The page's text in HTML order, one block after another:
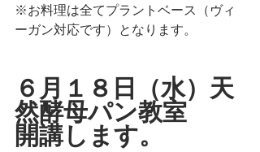
※お料理は全てプラントベース（ヴィ
ーガン対応です）となります。
６月１８日（水）天
然酵母パン教室
開講します。